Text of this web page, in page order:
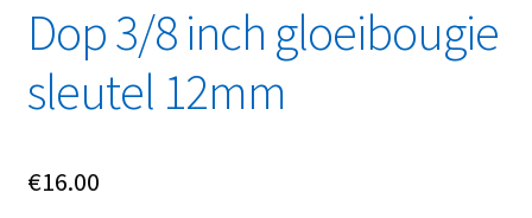
Linkpartners
My account
Dop 3/8 inch gloeibougie
sleutel 12mm
€16.00